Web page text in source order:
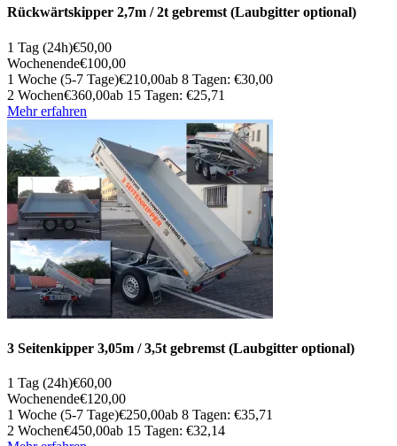
Rückwärtskipper 2,7m / 2t gebremst (Laubgitter optional)
1 Tag (24h)€50,00
Wochenende€100,00
1 Woche (5-7 Tage)€210,00ab 8 Tagen: €30,00
2 Wochen€360,00ab 15 Tagen: €25,71
Mehr erfahren
3 Seitenkipper 3,05m / 3,5t gebremst (Laubgitter optional)
1 Tag (24h)€60,00
Wochenende€120,00
1 Woche (5-7 Tage)€250,00ab 8 Tagen: €35,71
2 Wochen€450,00ab 15 Tagen: €32,14